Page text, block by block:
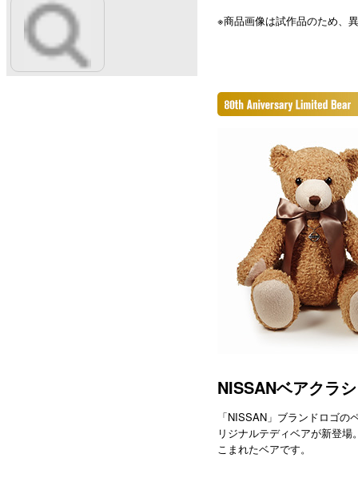
※商品画像は試作品のため、
NISSANベアクラ
「NISSAN」ブランドロゴの
リジナルテディベアが新登
こまれたベアです。